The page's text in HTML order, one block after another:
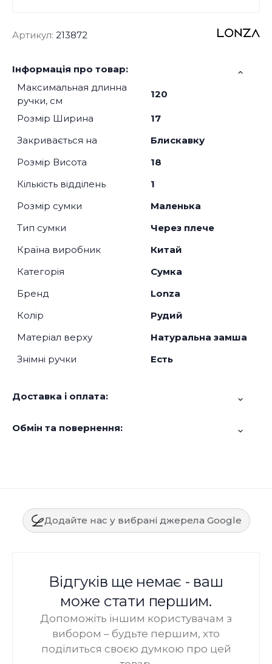
Артикул: 213872
Інформація про товар:
Максимальная длинна
ручки, см
120
Розмір Ширина
17
Закривається на
Блискавку
Розмір Висота
18
Кількість відділень
1
Розмір сумки
Маленька
Тип сумки
Через плече
Країна виробник
Китай
Категорія
Сумка
Бренд
Lonza
Колір
Рудий
Матеріал верху
Натуральна замша
Знімні ручки
Есть
Доставка і оплата:
Обмін та повернення:
Додайте нас у вибрані джерела Google
Відгуків ще немає - ваш
може стати першим.
Допоможіть іншим користувачам з
вибором – будьте першим, хто
поділиться своєю думкою про цей